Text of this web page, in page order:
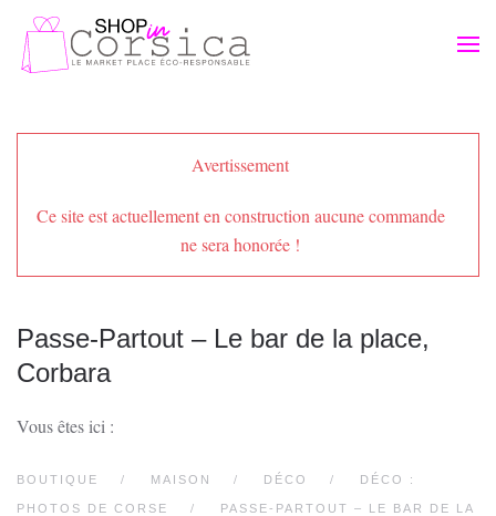
Passer au contenu principal
Avertissement
Ce site est actuellement en construction aucune commande
ne sera honorée !
Passe-Partout – Le bar de la place,
Corbara
Vous êtes ici :
BOUTIQUE MAISON DÉCO DÉCO :
PHOTOS DE CORSE PASSE-PARTOUT – LE BAR DE LA